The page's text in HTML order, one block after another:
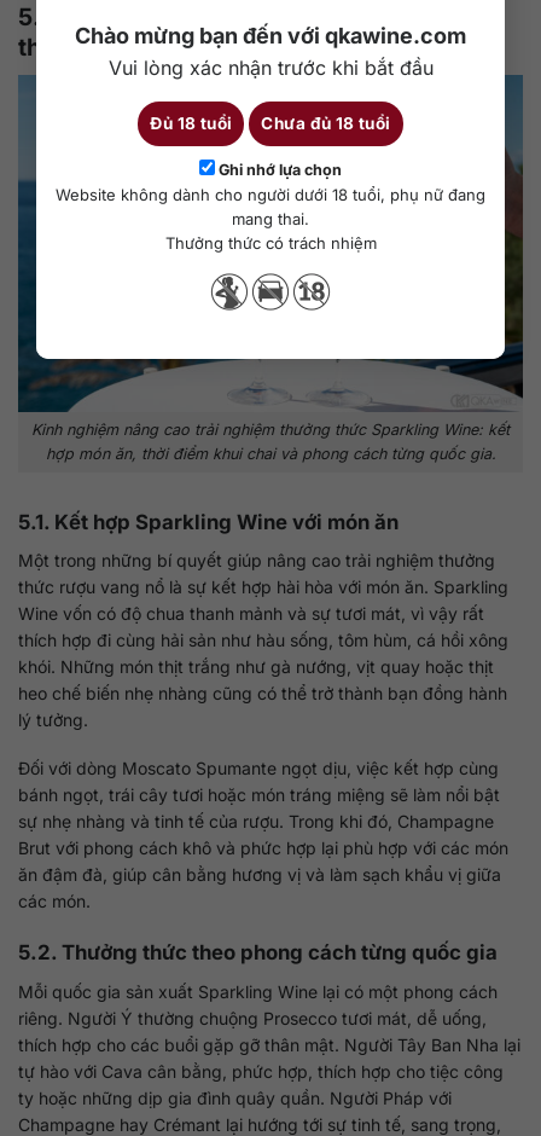
Chào mừng bạn đến với qkawine.com
Vui lòng xác nhận trước khi bắt đầu
Đủ 18 tuổi Chưa đủ 18 tuổi
Ghi nhớ lựa chọn
Website không dành cho người dưới 18 tuổi, phụ nữ đang
mang thai.
Thưởng thức có trách nhiệm
5. Kinh nghiệm nâng cao trải nghiệm
thưởng thức
Kinh nghiệm nâng cao trải nghiệm thưởng thức Sparkling Wine: kết
hợp món ăn, thời điểm khui chai và phong cách từng quốc gia.
5.1. Kết hợp Sparkling Wine với món ăn
Một trong những bí quyết giúp nâng cao trải nghiệm thưởng
thức rượu vang nổ là sự kết hợp hài hòa với món ăn. Sparkling
Wine vốn có độ chua thanh mảnh và sự tươi mát, vì vậy rất
thích hợp đi cùng hải sản như hàu sống, tôm hùm, cá hồi xông
khói. Những món thịt trắng như gà nướng, vịt quay hoặc thịt
heo chế biến nhẹ nhàng cũng có thể trở thành bạn đồng hành
lý tưởng.
Đối với dòng Moscato Spumante ngọt dịu, việc kết hợp cùng
bánh ngọt, trái cây tươi hoặc món tráng miệng sẽ làm nổi bật
sự nhẹ nhàng và tinh tế của rượu. Trong khi đó, Champagne
Brut với phong cách khô và phức hợp lại phù hợp với các món
ăn đậm đà, giúp cân bằng hương vị và làm sạch khẩu vị giữa
các món.
5.2. Thưởng thức theo phong cách từng quốc gia
Mỗi quốc gia sản xuất Sparkling Wine lại có một phong cách
riêng. Người Ý thường chuộng Prosecco tươi mát, dễ uống,
thích hợp cho các buổi gặp gỡ thân mật. Người Tây Ban Nha lại
tự hào với Cava cân bằng, phức hợp, thích hợp cho tiệc công
ty hoặc những dịp gia đình quây quần. Người Pháp với
Champagne hay Crémant lại hướng tới sự tinh tế, sang trọng,